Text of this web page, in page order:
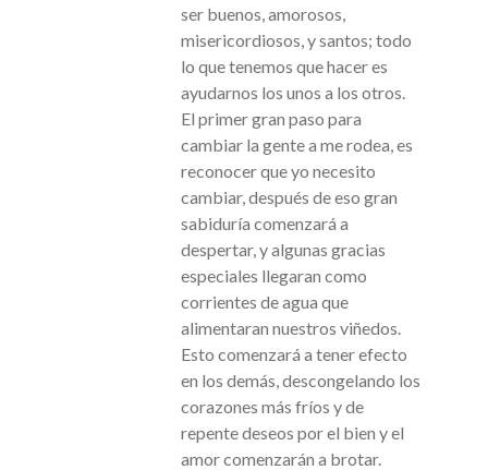
ser buenos, amorosos,
misericordiosos, y santos; todo
lo que tenemos que hacer es
ayudarnos los unos a los otros.
El primer gran paso para
cambiar la gente a me rodea, es
reconocer que yo necesito
cambiar, después de eso gran
sabiduría comenzará a
despertar, y algunas gracias
especiales llegaran como
corrientes de agua que
alimentaran nuestros viñedos.
Esto comenzará a tener efecto
en los demás, descongelando los
corazones más fríos y de
repente deseos por el bien y el
amor comenzarán a brotar.